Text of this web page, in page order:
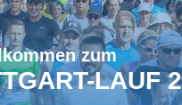
zum
LAUF